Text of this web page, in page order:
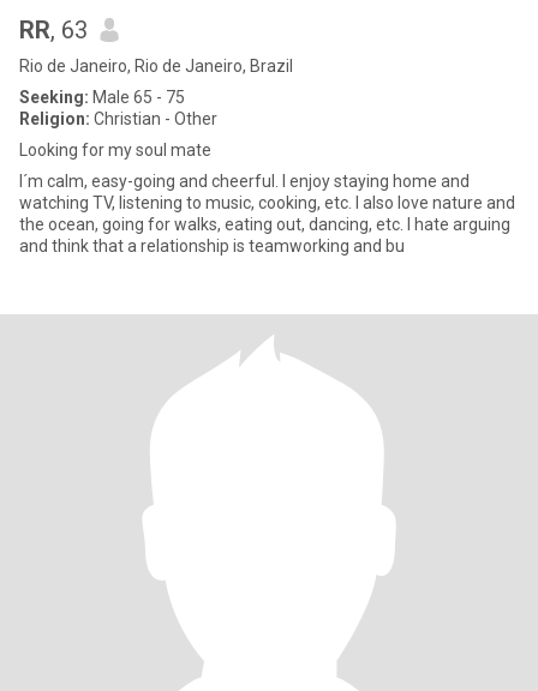
RR, 63
Rio de Janeiro, Rio de Janeiro, Brazil
Seeking: Male 65 - 75
Religion: Christian - Other
Looking for my soul mate
I´m calm, easy-going and cheerful. I enjoy staying home and
watching TV, listening to music, cooking, etc. I also love nature and
the ocean, going for walks, eating out, dancing, etc. I hate arguing
and think that a relationship is teamworking and bu